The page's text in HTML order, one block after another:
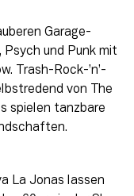
Garage-
Psych und Punk mit
Trash-Rock-’n’-
von The
spielen tanzbare
La Jonas lassen